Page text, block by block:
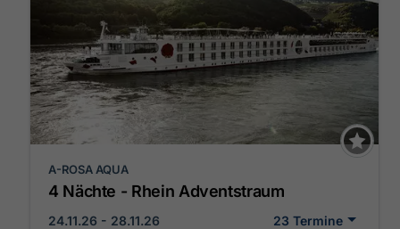
A-ROSA AQUA
4 Nächte - Rhein Adventstraum
24.11.26 - 28.11.26 23 Termine